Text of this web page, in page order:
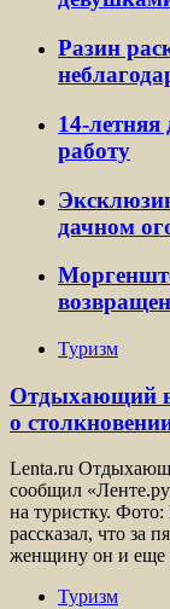
Разин
14-
работу
дачном
Туризм
Отдыхающий в
о
Lenta.ru
сообщил
на туристку.
рассказал, что за
женщину он и еще
Туризм